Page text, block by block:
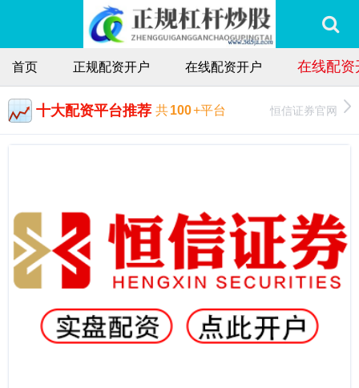
首页 正规配资开户 在线配资开户 在线配资
十大配资平台推荐 共100+平台 恒信证券官网